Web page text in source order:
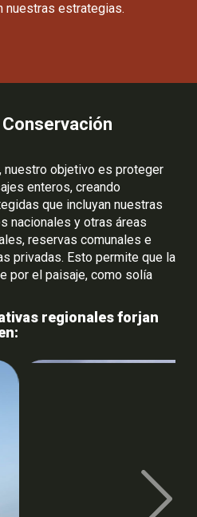
nuestras estrategias.
nuestro objetivo es proteger
enteros, creando
que incluyan nuestras
nacionales y otras áreas
reservas comunales e
privadas. Esto permite que la
por el paisaje, como solía
regionales forjan
Next